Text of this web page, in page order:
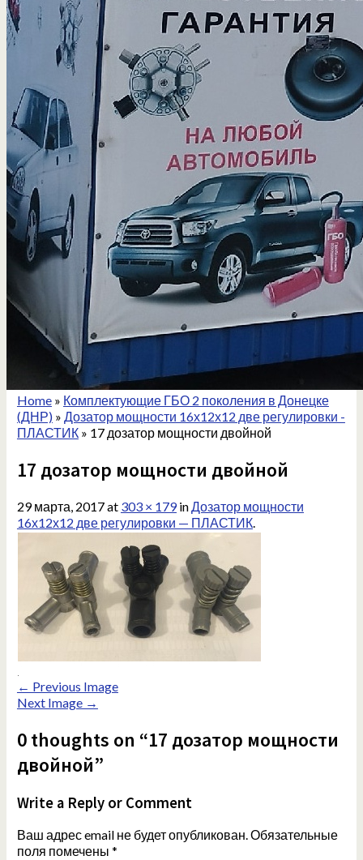
Home» Комплектующие ГБО 2 поколения в Донецке
(ДНР)» Дозатор мощности 16х12х12 две регулировки -
ПЛАСТИК» 17 дозатор мощности двойной
17 дозатор мощности двойной
29 марта, 2017at 303 × 179inДозатор мощности
16х12х12 две регулировки — ПЛАСТИК.
← Previous Image
Next Image →
0 thoughts on “17 дозатор мощности
двойной”
Write a Reply or Comment
Ваш адрес email не будет опубликован.Обязательные
поля помечены *